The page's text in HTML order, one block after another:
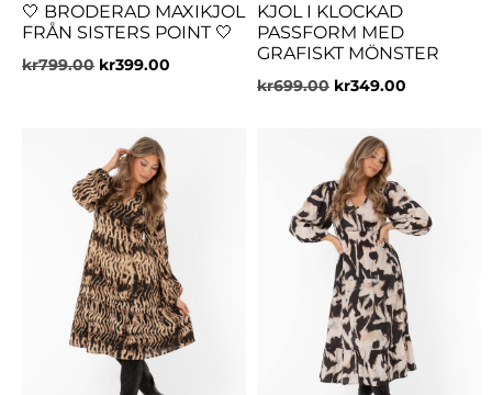
🤍 BRODERAD MAXIKJOL
FRÅN SISTERS POINT 🤍
kr799.00 kr399.00
KJOL I KLOCKAD
PASSFORM MED
GRAFISKT MÖNSTER
kr699.00 kr349.00